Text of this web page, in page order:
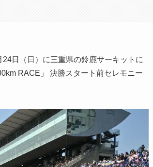
日（日）に三重県の鈴鹿サーキットに
RACE」 決勝スタート前セレモニー